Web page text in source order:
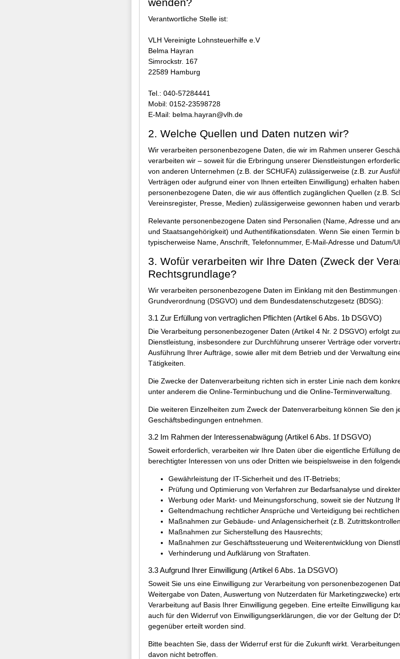
Verantwortliche Stelle ist:
VLH Vereinigte Lohnsteuerhilfe e.V
Belma Hayran
Simrockstr. 167
22589 Hamburg
Tel.: 040-57284441
Mobil: 0152-23598728
E-Mail: belma.hayran@vlh.de
2. Welche Quellen und Daten nutzen wir?
Wir verarbeiten personenbezogene Daten, die wir im Rahmen unserer
verarbeiten wir – soweit für die Erbringung unserer Dienstleistungen
von anderen Unternehmen (z.B. der SCHUFA) zulässigerweise (z.B. zur
Verträgen oder aufgrund einer von Ihnen erteilten Einwilligung) erhalten
personenbezogene Daten, die wir aus öffentlich zugänglichen Quellen (z.B.
Vereinsregister, Presse, Medien) zulässigerweise gewonnen haben und
Relevante personenbezogene Daten sind Personalien (Name, Adresse und
und Staatsangehörigkeit) und Authentifikationsdaten. Wenn Sie einen Termin
typischerweise Name, Anschrift, Telefonnummer, E-Mail-Adresse und Datum/
3. Wofür verarbeiten wir Ihre Daten (Zweck der
Rechtsgrundlage?
Wir verarbeiten personenbezogene Daten im Einklang mit den
Grundverordnung (DSGVO) und dem Bundesdatenschutzgesetz (BDSG):
3.1 Zur Erfüllung von vertraglichen Pflichten (Artikel 6 Abs. 1b DSGVO)
Die Verarbeitung personenbezogener Daten (Artikel 4 Nr. 2 DSGVO) erfolgt
Dienstleistung, insbesondere zur Durchführung unserer Verträge oder
Ausführung Ihrer Aufträge, sowie aller mit dem Betrieb und der Verwaltung
Tätigkeiten.
Die Zwecke der Datenverarbeitung richten sich in erster Linie nach dem
unter anderem die Online-Terminbuchung und die Online-Terminverwaltung.
Die weiteren Einzelheiten zum Zweck der Datenverarbeitung können Sie den
Geschäftsbedingungen entnehmen.
3.2 Im Rahmen der Interessenabwägung (Artikel 6 Abs. 1f DSGVO)
Soweit erforderlich, verarbeiten wir Ihre Daten über die eigentliche Erfüllung
berechtigter Interessen von uns oder Dritten wie beispielsweise in den
Gewährleistung der IT-Sicherheit und des IT-Betriebs;
Prüfung und Optimierung von Verfahren zur Bedarfsanalyse und
Werbung oder Markt- und Meinungsforschung, soweit sie der Nutzung
Geltendmachung rechtlicher Ansprüche und Verteidigung bei
Maßnahmen zur Gebäude- und Anlagensicherheit (z.B.
Maßnahmen zur Sicherstellung des Hausrechts;
Maßnahmen zur Geschäftssteuerung und Weiterentwicklung von
Verhinderung und Aufklärung von Straftaten.
3.3 Aufgrund Ihrer Einwilligung (Artikel 6 Abs. 1a DSGVO)
Soweit Sie uns eine Einwilligung zur Verarbeitung von personenbezogenen
Weitergabe von Daten, Auswertung von Nutzerdaten für Marketingzwecke)
Verarbeitung auf Basis Ihrer Einwilligung gegeben. Eine erteilte Einwilligung
auch für den Widerruf von Einwilligungserklärungen, die vor der Geltung der
gegenüber erteilt worden sind.
Bitte beachten Sie, dass der Widerruf erst für die Zukunft wirkt.
davon nicht betroffen.